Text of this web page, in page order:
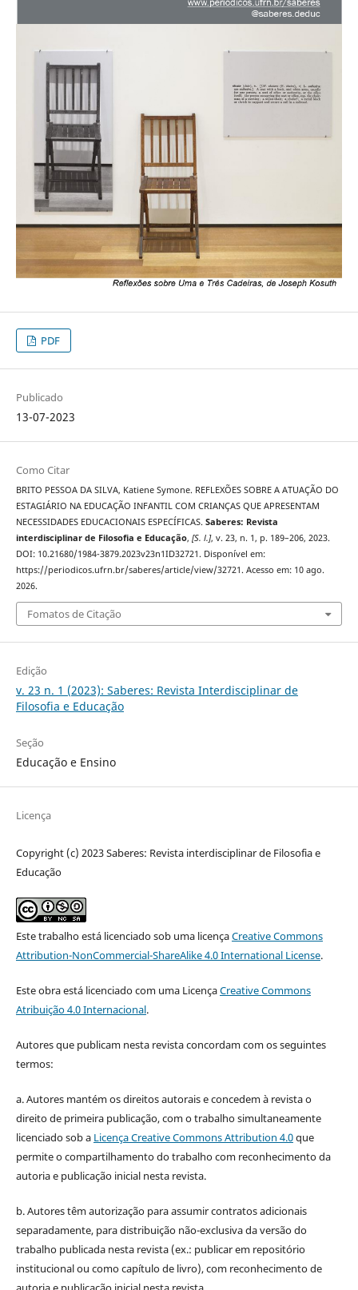
PDF
Publicado
13-07-2023
Como Citar
BRITO PESSOA DA SILVA, Katiene Symone. REFLEXÕES SOBRE A ATUAÇÃO DO
ESTAGIÁRIO NA EDUCAÇÃO INFANTIL COM CRIANÇAS QUE APRESENTAM
NECESSIDADES EDUCACIONAIS ESPECÍFICAS. Saberes: Revista
interdisciplinar de Filosofia e Educação, [S. l.], v. 23, n. 1, p. 189–206, 2023.
DOI: 10.21680/1984-3879.2023v23n1ID32721. Disponível em:
https://periodicos.ufrn.br/saberes/article/view/32721. Acesso em: 10 ago.
2026.
Fomatos de Citação
Edição
v. 23 n. 1 (2023): Saberes: Revista Interdisciplinar de
Filosofia e Educação
Seção
Educação e Ensino
Licença
Copyright (c) 2023 Saberes: Revista interdisciplinar de Filosofia e
Educação
Este trabalho está licenciado sob uma licençaCreative Commons
Attribution-NonCommercial-ShareAlike 4.0 International License.
Este obra está licenciado com uma LicençaCreative Commons
Atribuição 4.0 Internacional.
Autores que publicam nesta revista concordam com os seguintes
termos:
a. Autores mantém os direitos autorais e concedem à revista o
direito de primeira publicação, com o trabalho simultaneamente
licenciado sob a Licença Creative Commons Attribution 4.0que
permite o compartilhamento do trabalho com reconhecimento da
autoria e publicação inicial nesta revista.
b. Autores têm autorização para assumir contratos adicionais
separadamente, para distribuição não-exclusiva da versão do
trabalho publicada nesta revista (ex.: publicar em repositório
institucional ou como capítulo de livro), com reconhecimento de